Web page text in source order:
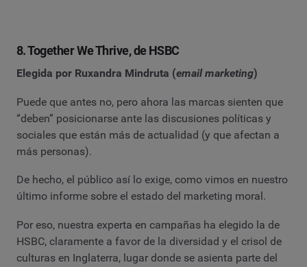
8. Together We Thrive, de HSBC
Elegida por Ruxandra Mindruta (email marketing)
Puede que antes no, pero ahora las marcas sienten que
“deben” posicionarse ante las discusiones políticas y
sociales que están más de actualidad (y que afectan a
más personas).
De hecho, el público así lo exige, como vimos en nuestro
último informe sobre el estado del marketing moral.
Por eso, nuestra experta en campañas ha elegido la de
HSBC, claramente a favor de la diversidad y el crisol de
culturas en Inglaterra, lugar donde se asienta parte del